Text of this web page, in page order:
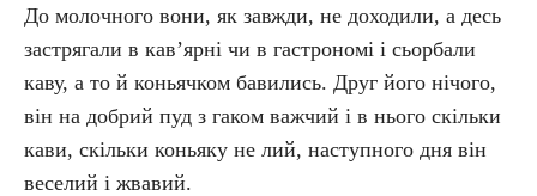
До молочного вони, як завжди, не доходили, а десь
застрягали в кав’ярні чи в гастрономі і сьорбали
каву, а то й коньячком бавились. Друг його нічого,
він на добрий пуд з гаком важчий і в нього скільки
кави, скільки коньяку не лий, наступного дня він
веселий і жвавий.